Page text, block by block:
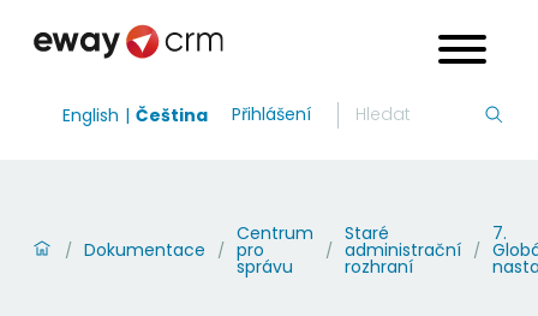
English Čeština Přihlášení
/ Dokumentace /
Centrum
pro
správu
/
Staré
administrační
rozhraní
/
7.